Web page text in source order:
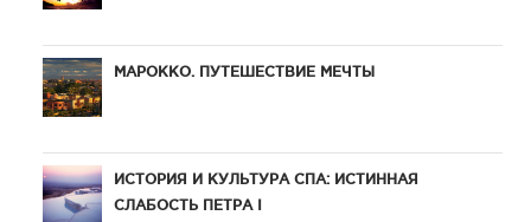
МАРОККО. ПУТЕШЕСТВИЕ МЕЧТЫ
ИСТОРИЯ И КУЛЬТУРА СПА: ИСТИННАЯ
СЛАБОСТЬ ПЕТРА I